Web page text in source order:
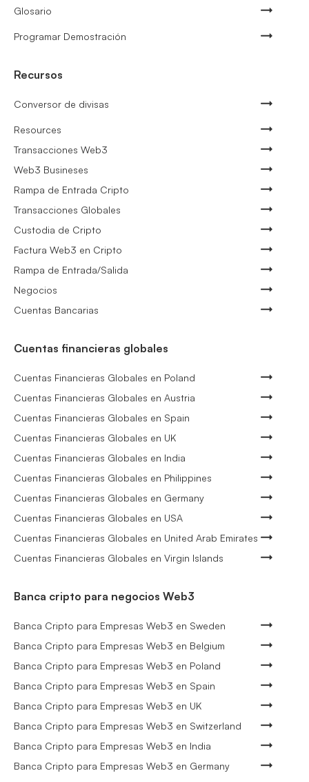
Glosario
Programar Demostración
Recursos
Conversor de divisas
Resources
Transacciones Web3
Web3 Busineses
Rampa de Entrada Cripto
Transacciones Globales
Custodia de Cripto
Factura Web3 en Cripto
Rampa de Entrada/Salida
Negocios
Cuentas Bancarias
Cuentas financieras globales
Cuentas Financieras Globales en Poland
Cuentas Financieras Globales en Austria
Cuentas Financieras Globales en Spain
Cuentas Financieras Globales en UK
Cuentas Financieras Globales en India
Cuentas Financieras Globales en Philippines
Cuentas Financieras Globales en Germany
Cuentas Financieras Globales en USA
Cuentas Financieras Globales en United Arab Emirates
Cuentas Financieras Globales en Virgin Islands
Banca cripto para negocios Web3
Banca Cripto para Empresas Web3 en Sweden
Banca Cripto para Empresas Web3 en Belgium
Banca Cripto para Empresas Web3 en Poland
Banca Cripto para Empresas Web3 en Spain
Banca Cripto para Empresas Web3 en UK
Banca Cripto para Empresas Web3 en Switzerland
Banca Cripto para Empresas Web3 en India
Banca Cripto para Empresas Web3 en Germany